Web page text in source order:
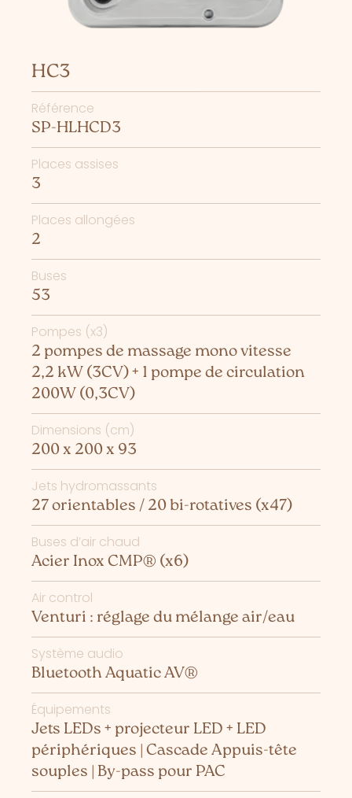
HC3
Référence
SP-HLHCD3
Places assises
3
Places allongées
2
Buses
53
Pompes (x3)
2 pompes de massage mono vitesse
2,2 kW (3CV) + 1 pompe de circulation
200W (0,3CV)
Dimensions (cm)
200 x 200 x 93
Jets hydromassants
27 orientables / 20 bi-rotatives (x47)
Buses d’air chaud
Acier Inox CMP® (x6)
Air control
Venturi : réglage du mélange air/eau
Système audio
Bluetooth Aquatic AV®
Équipements
Jets LEDs + projecteur LED + LED
périphériques | Cascade Appuis-tête
souples | By-pass pour PAC